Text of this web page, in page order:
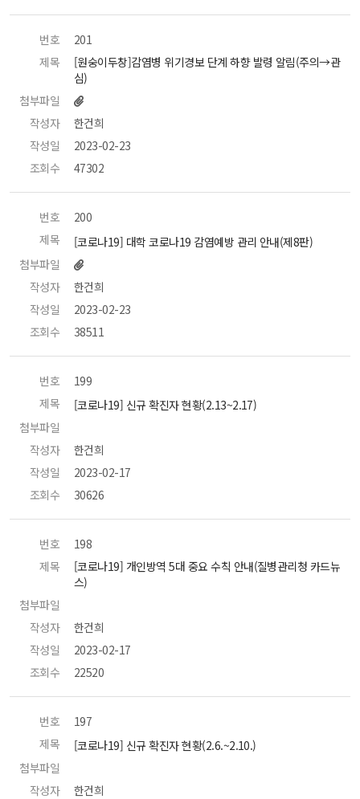
번호
201
제목
[원숭이두창]감염병 위기경보 단계 하향 발령 알림(주의→관
심)
첨부파일
작성자
한건희
작성일
2023-02-23
조회수
47302
번호
200
제목
[코로나19] 대학 코로나19 감염예방 관리 안내(제8판)
첨부파일
작성자
한건희
작성일
2023-02-23
조회수
38511
번호
199
제목
[코로나19] 신규 확진자 현황(2.13~2.17)
첨부파일
작성자
한건희
작성일
2023-02-17
조회수
30626
번호
198
제목
[코로나19] 개인방역 5대 중요 수칙 안내(질병관리청 카드뉴
스)
첨부파일
작성자
한건희
작성일
2023-02-17
조회수
22520
번호
197
제목
[코로나19] 신규 확진자 현황(2.6.~2.10.)
첨부파일
작성자
한건희